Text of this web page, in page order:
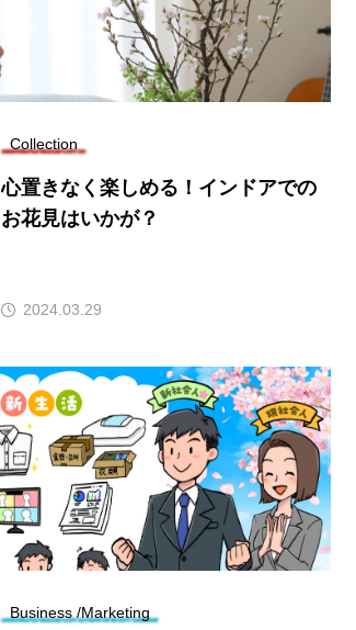
Collection
心置きなく楽しめる！インドアでの
お花見はいかが？
2024.03.29
Business /Marketing